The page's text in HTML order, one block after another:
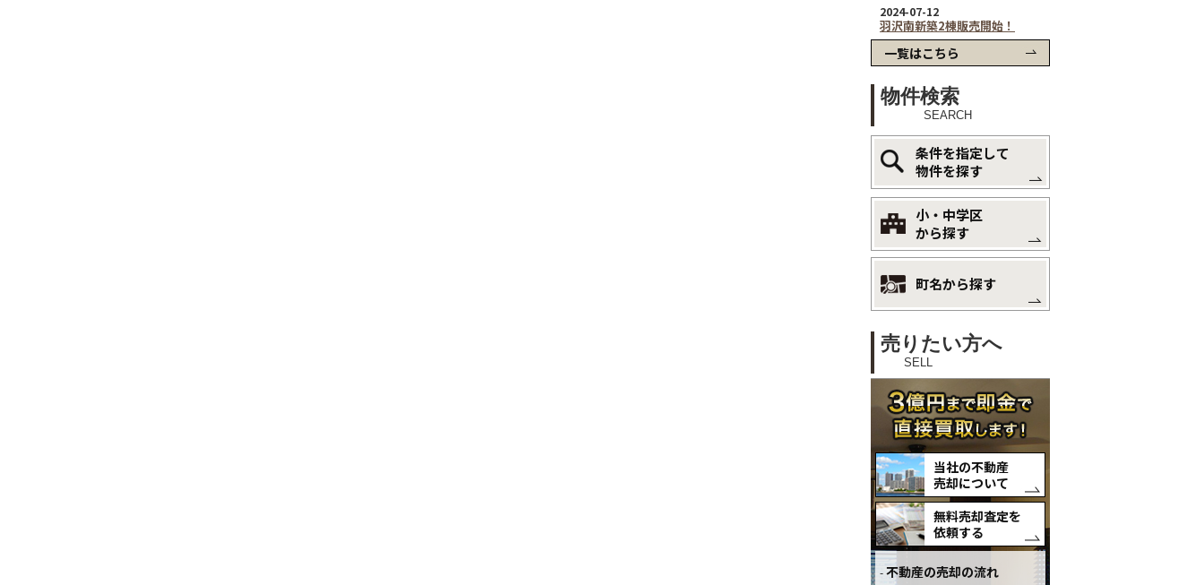
一覧はこちら
物件検索
SEARCH
条件を指定して
物件を探す
小・中学区
から探す
町名から探す
売りたい方へ
SELL
当社の不動産
売却について
無料売却査定を
依頼する
不動産の売却の流れ